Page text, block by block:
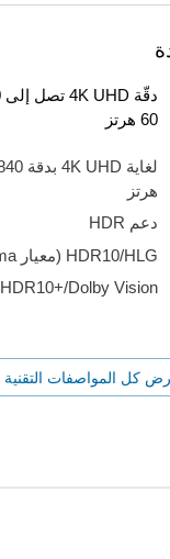
60 هرتز
هرتز
دعم HDR
HDR10/HLG ‏(معيار Hybrid Log Gamma)
HDR10+/Dolby Vision
كل المواصفات التقنية